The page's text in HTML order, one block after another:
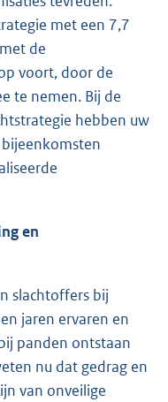
met een 7,7
de
voort, door de
te nemen. Bij de
hebben uw
en
slachtoffers bij
jaren ervaren en
panden ontstaan
nu dat gedrag en
van onveilige